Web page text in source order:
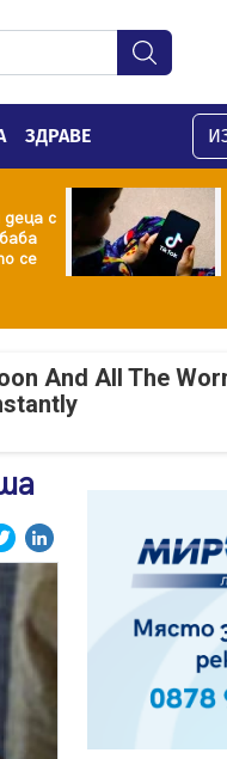
ЗДРАВЕ
с
се
And All The